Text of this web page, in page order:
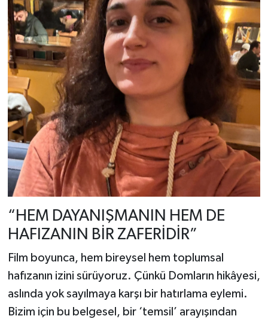
“HEM DAYANIŞMANIN HEM DE
HAFIZANIN BİR ZAFERİDİR”
Film boyunca, hem bireysel hem toplumsal
hafızanın izini sürüyoruz. Çünkü Domların hikâyesi,
aslında yok sayılmaya karşı bir hatırlama eylemi.
Bizim için bu belgesel, bir ‘temsil’ arayışından